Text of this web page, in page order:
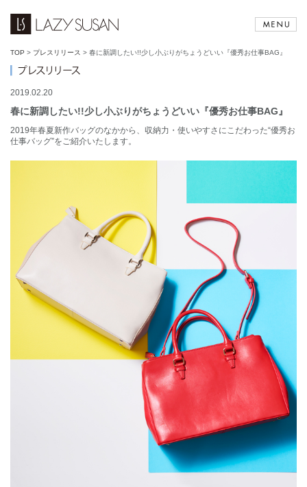
TOP > プレスリリース > 春に新調したい!!少し小ぶりがちょうどいい『優秀お仕事BAG』
2019.02.20
春に新調したい!!少し小ぶりがちょうどいい『優秀お仕事BAG』
2019年春夏新作バッグのなかから、収納力・使いやすさにこだわった“優秀お
仕事バッグ”をご紹介いたします。